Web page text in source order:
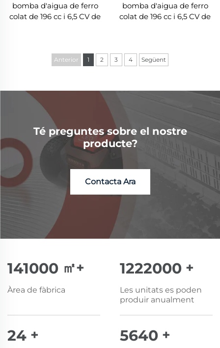
bomba d'aigua de ferro
colat de 196 cc i 6,5 CV de
bomba d'aigua de ferro
colat de 196 cc i 6,5 CV de
Anterior 1 2 3 4 Següent
Té preguntes sobre el nostre
producte?
Contacta Ara
150000 ㎡+
Àrea de fàbrica
1300000 +
Les unitats es poden
produir anualment
25 + 6000 +